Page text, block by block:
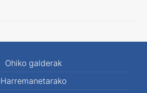
Ohiko galderak
Harremanetarako